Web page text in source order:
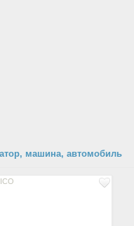
машина, автомобиль
ICO